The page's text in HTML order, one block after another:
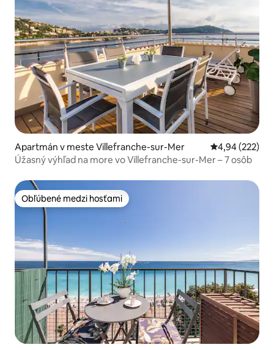
Apartmán v meste Villefranche-sur-Mer Priemerné
4,94 (222)
Úžasný výhľad na more vo Villefranche-sur-Mer – 7 osôb
Obľúbené medzi hosťami
Obľúbené medzi hosťami